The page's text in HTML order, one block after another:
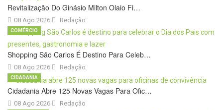
Revitalização Do Ginásio Milton Olaio Fi…
08 Ago 2026 Redação
Shopping São Carlos É Destino Para Celeb…
08 Ago 2026
COMÉRCIO
Redação
Cidadania Abre 125 Novas Vagas Para Ofic…
08 Ago 2026
CIDADANIA
Redação